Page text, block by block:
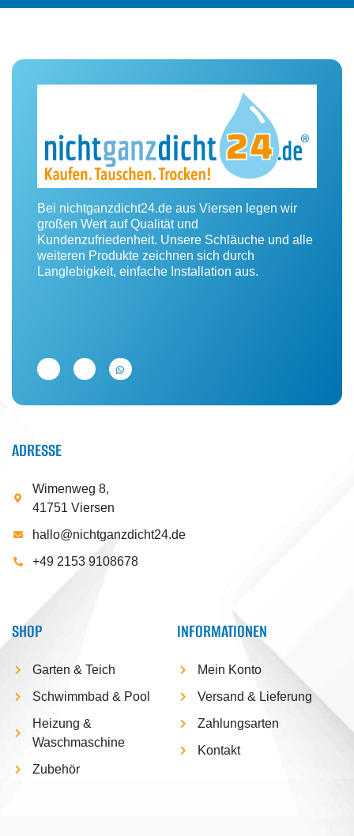
Bei nichtganzdicht24.de aus Viersen legen wir
großen Wert auf Qualität und
Kundenzufriedenheit. Unsere Schläuche und alle
weiteren Produkte zeichnen sich durch
Langlebigkeit, einfache Installation aus.
ADRESSE
Wimenweg 8,
41751 Viersen
hallo@nichtganzdicht24.de
+49 2153 9108678
SHOP
Garten & Teich
Schwimmbad & Pool
Heizung &
Waschmaschine
Zubehör
INFORMATIONEN
Mein Konto
Versand & Lieferung
Zahlungsarten
Kontakt